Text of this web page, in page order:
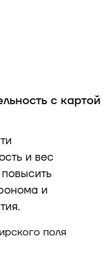
с картой
и вес
и